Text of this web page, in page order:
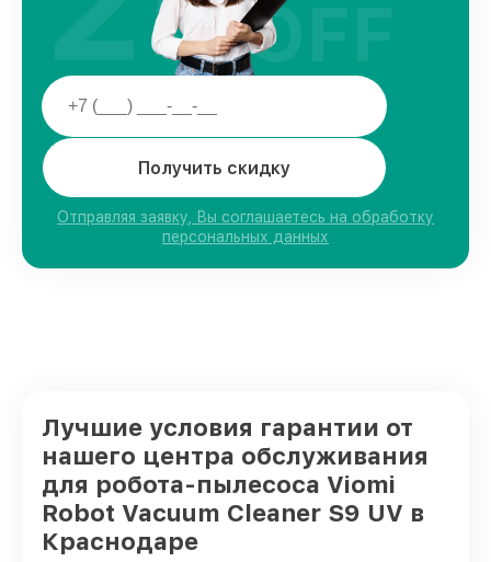
Получить скидку
Отправляя заявку, Вы соглашаетесь на обработку
персональных данных
OFF
Лучшие условия гарантии от
нашего центра обслуживания
для робота-пылесоса Viomi
Robot Vacuum Cleaner S9 UV в
Краснодаре